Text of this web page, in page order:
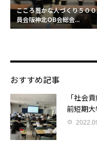
こころ豊かな人づくり５０
員会阪神北OB会総会...
おすすめ記事
「社会
前短期大